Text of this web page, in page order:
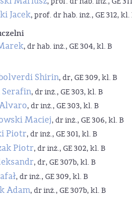
Jacek, prof. dr hab. inż., GE 312, kl.
, dr hab. inż., GE 304, kl. B
Shirin, dr, GE 309, kl. B
Serafin, dr inż., GE 303, kl. B
, dr inż., GE 303, kl. B
Maciej, dr inż., GE 306, kl. B
Piotr, dr inż., GE 301, kl. B
Piotr, dr inż., GE 302, kl. B
, dr, GE 307b, kl. B
, dr inż., GE 309, kl. B
Adam, dr inż., GE 307b, kl. B